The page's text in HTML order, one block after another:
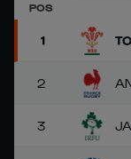
POS
1
2
3